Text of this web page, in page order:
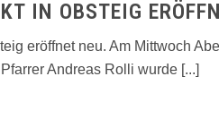
IN OBSTEIG
eröffnet neu. Am Mittwoch
Andreas Rolli wurde [...]